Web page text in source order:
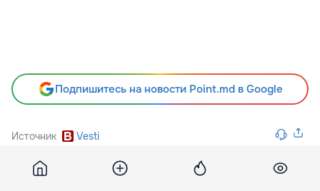
Подпишитесь на новости Point.md в Google
Источник Vesti